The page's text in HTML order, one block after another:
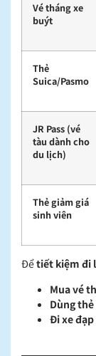
Vé tháng xe
buýt
Thẻ
Suica/Pasmo
JR Pass (vé
tàu dành cho
du lịch)
Thẻ giảm giá
sinh viên
Đểtiết kiệm đi
Mua vé
Dùng
Đi xe